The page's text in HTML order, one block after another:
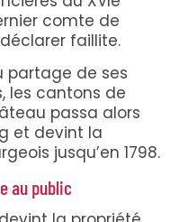
comte de
faillite.
partage de ses
les cantons de
passa alors
et devint la
jusqu’en 1798.
au public